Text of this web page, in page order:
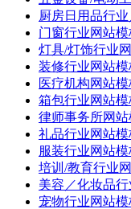
厨房日用品行
门窗行业网站模
灯具/灯饰行业
装修行业网站模
医疗机构网站
箱包行业网站模
律师事务所网站
礼品行业网站模
服装行业网站
培训/教育行业
美容／化妆品
宠物行业网站模